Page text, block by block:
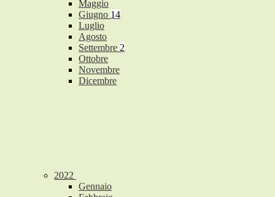
Maggio
Giugno 14
Luglio
Agosto
Settembre 2
Ottobre
Novembre
Dicembre
2022
Gennaio